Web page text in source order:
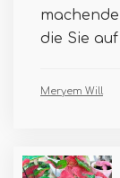
die Sie
Meryem Will